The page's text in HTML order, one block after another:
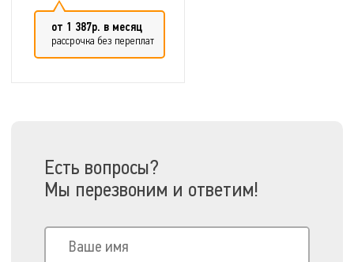
от 1 387р. в месяц
рассрочка без переплат
Есть вопросы?
Мы перезвоним и ответим!